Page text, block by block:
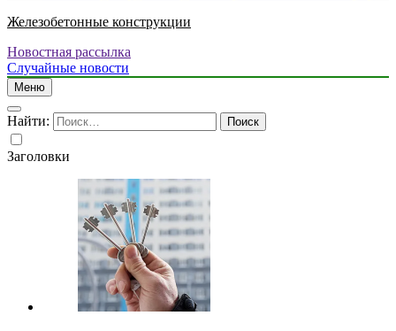
Железобетонные конструкции
Новостная рассылка
Случайные новости
Меню
Найти:
Заголовки